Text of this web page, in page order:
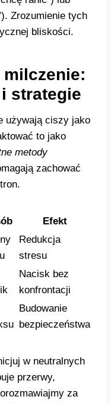
Zrozumienie tych
bliskości.
strategie
używają ciszy jako
to jako
metody
zachować
Efekt
Redukcja
stresu
Nacisk bez
konfrontacji
Budowanie
bezpieczeństwa
w neutralnych
przerwy,
za